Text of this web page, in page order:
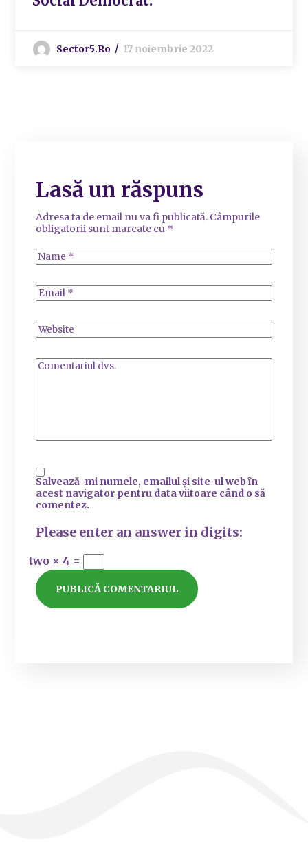
Sector5.ro 17 noiembrie 2022
Lasă un răspuns
Adresa ta de email nu va fi publicată. Câmpurile
obligatorii sunt marcate cu *
Salvează-mi numele, emailul și site-ul web în
acest navigator pentru data viitoare când o să
comentez.
Please enter an answer in digits:
two × 4 =